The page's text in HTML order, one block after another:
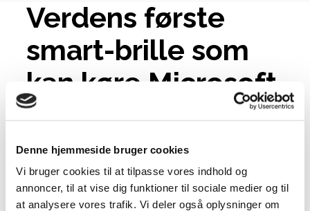
Denne hjemmeside bruger cookies
Vi bruger cookies til at tilpasse vores indhold og
annoncer, til at vise dig funktioner til sociale medier og til
at analysere vores trafik. Vi deler også oplysninger om
Verdens første
smart-brille som
kan køre Microsoft
Teams
29. oktober 2020